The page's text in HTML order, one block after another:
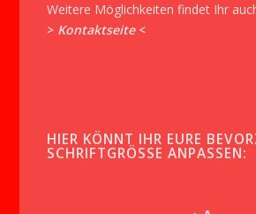
Weitere Möglichkeiten findet Ihr
> Kontaktseite <
HIER KÖNNT IHR EURE
SCHRIFTGRÖSSE ANPASSEN: